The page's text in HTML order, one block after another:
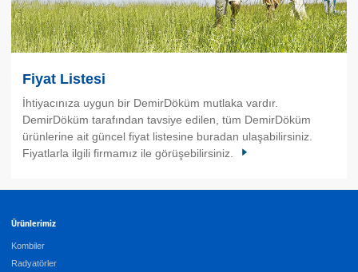
Fiyat Listesi
İhtiyacınıza uygun bir DemirDöküm mutlaka vardır.
DemirDöküm tarafından tavsiye edilen, tüm DemirDöküm
ürünlerine ait güncel fiyat listesine buradan ulaşabilirsiniz.
Fiyatlarla ilgili firmamız ile görüşebilirsiniz.
Ürünlerimiz
Kombiler
Radyatörler